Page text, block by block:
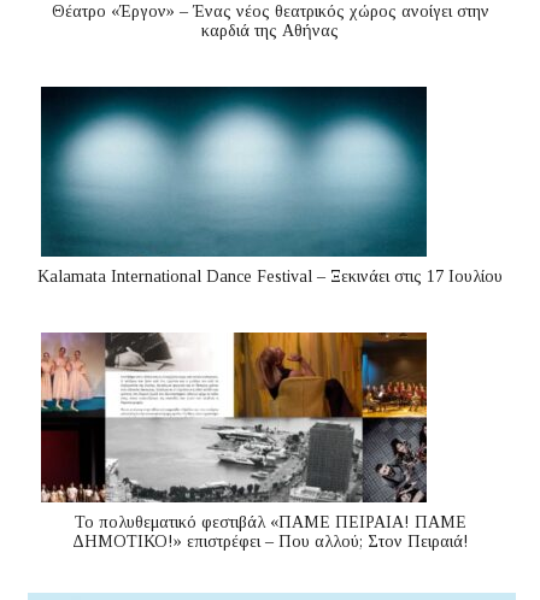
Θέατρο «Έργον» – Ένας νέος θεατρικός χώρος ανοίγει στην
καρδιά της Αθήνας
Kalamata International Dance Festival – Ξεκινάει στις 17 Ιουλίου
Το πολυθεματικό φεστιβάλ «ΠΑΜΕ ΠΕΙΡΑΙΑ! ΠΑΜΕ
ΔΗΜΟΤΙΚΟ!» επιστρέφει – Που αλλού; Στον Πειραιά!